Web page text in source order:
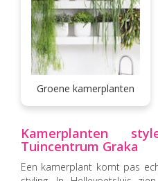
Groene kamerplanten
Kamerplanten
Tuincentrum Graka
Een kamerplant komt pas